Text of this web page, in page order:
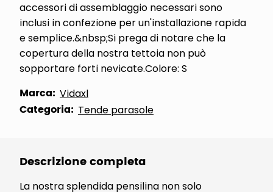
accessori di assemblaggio necessari sono
inclusi in confezione per un'installazione rapida
e semplice.&nbsp;Si prega di notare che la
copertura della nostra tettoia non può
sopportare forti nevicate.Colore: S
Marca: Vidaxl
Categoria: Tende parasole
Descrizione completa
La nostra splendida pensilina non solo